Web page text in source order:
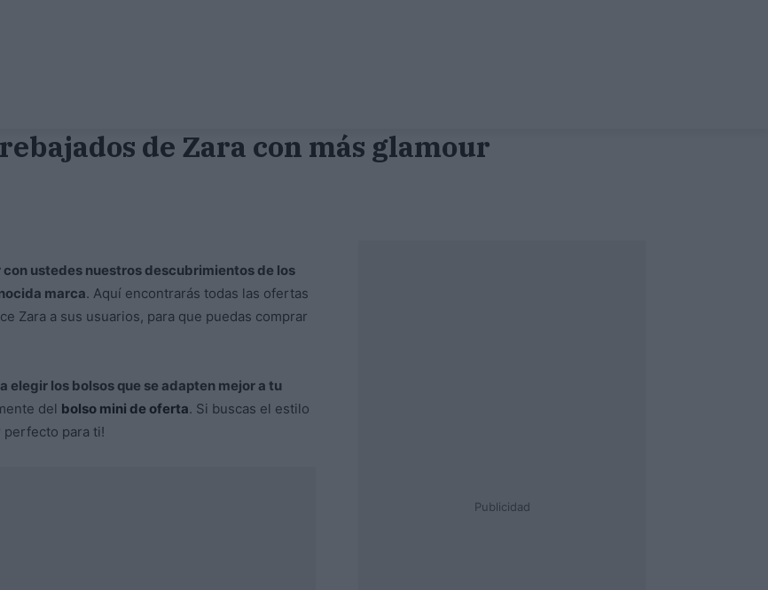
de Zara con más glamour
ustedes nuestros descubrimientos de los
marca. Aquí encontrarás todas las ofertas
Zara a sus usuarios, para que puedas comprar
los bolsos que se adapten mejor a tu
del bolso mini de oferta. Si buscas el estilo
perfecto para ti!
Publicidad